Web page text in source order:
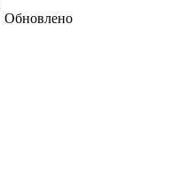
Обновлено